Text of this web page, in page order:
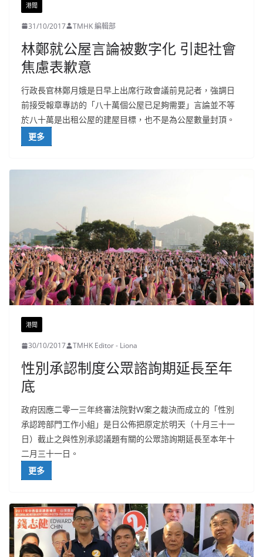
港聞
31/10/2017 TMHK 編輯部
林鄭就公屋言論被數字化 引起社會
焦慮表歉意
行政長官林鄭月娥是日早上出席行政會議前見記者，強調日
前接受報章專訪的「八十萬個公屋已足夠需要」言論並不等
於八十萬是出租公屋的建屋目標，也不是為公屋數量封頂。
更多
港聞
30/10/2017 TMHK Editor - Liona
性別承認制度公眾諮詢期延長至年
底
政府因應二零一三年終審法院對W案之裁決而成立的「性別
承認跨部門工作小組」是日公佈把原定於明天（十月三十一
日）截止之與性別承認議題有關的公眾諮詢期延長至本年十
二月三十一日。
更多